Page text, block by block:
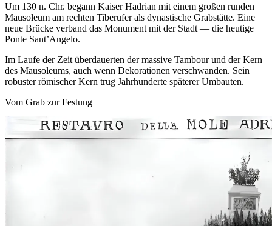
Um 130 n. Chr. begann Kaiser Hadrian mit einem großen runden
Mausoleum am rechten Tiberufer als dynastische Grabstätte. Eine
neue Brücke verband das Monument mit der Stadt — die heutige
Ponte Sant’Angelo.
Im Laufe der Zeit überdauerten der massive Tambour und der Kern
des Mausoleums, auch wenn Dekorationen verschwanden. Sein
robuster römischer Kern trug Jahrhunderte späterer Umbauten.
Vom Grab zur Festung